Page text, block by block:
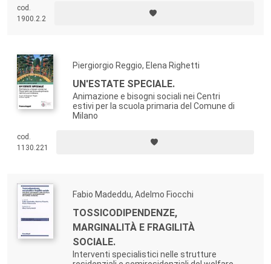
cod.
1900.2.2
Piergiorgio Reggio, Elena Righetti
UN'ESTATE SPECIALE.
Animazione e bisogni sociali nei Centri
estivi per la scuola primaria del Comune di
Milano
cod.
1130.221
Fabio Madeddu, Adelmo Fiocchi
TOSSICODIPENDENZE,
MARGINALITÀ E FRAGILITÀ
SOCIALE.
Interventi specialistici nelle strutture